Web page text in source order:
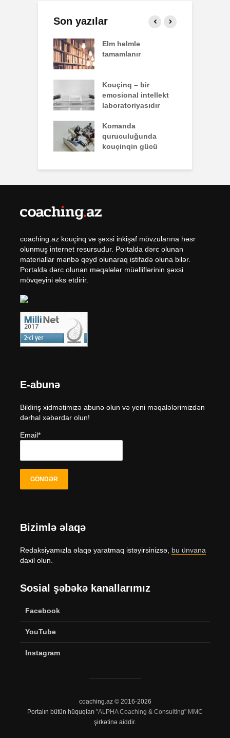
Son yazılar
Elm helmlə
tamamlanır
Kouçinq – bir
emosional intellekt
laboratoriyasıdır
Komanda
quruculuğunda
kouçinqin gücü
coaching.az kouçinq və şəxsi inkişaf mövzularına həsr
olunmuş internet resursudur. Portalda dərc olunan
materiallar mənbə qeyd olunaraq istifadə oluna bilər.
Portalda dərc olunan məqalələr müəlliflərinin şəxsi
mövqeyini əks etdirir.
E-abunə
Bildiriş xidmətimizə abunə olun və yeni məqalələrimizdən
dərhal xəbərdar olun!
Email*
Bizimlə əlaqə
Redaksiyamızla əlaqə yaratmaq istəyirsinizsə, bu ünvana
daxil olun.
Sosial şəbəkə kanallarımız
Facebook
YouTube
Instagram
coaching.az © 2016-2026
Portalın bütün hüquqları "ALPHA Coaching & Consulting" MMC
şirkətinə aiddir.